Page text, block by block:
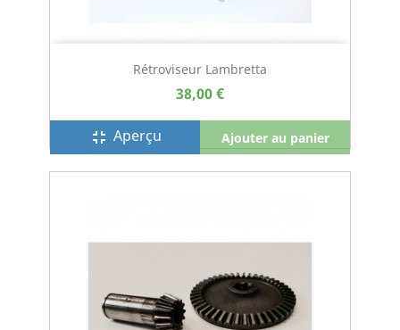
Rétroviseur Lambretta
38,00 €
fullscreen_exit Aperçu Ajouter au panier